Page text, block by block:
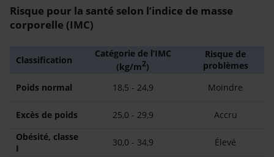
Risque pour la santé selon l’indice de masse
corporelle (IMC)
Classification
Catégorie de l’IMC
(kg/m2)
Risque de
problèmes
Poids normal
18,5 - 24,9 Moindre
Excès de poids 25,0 - 29,9
Accru
Obésité, classe
I
30,0 - 34,9
Élevé